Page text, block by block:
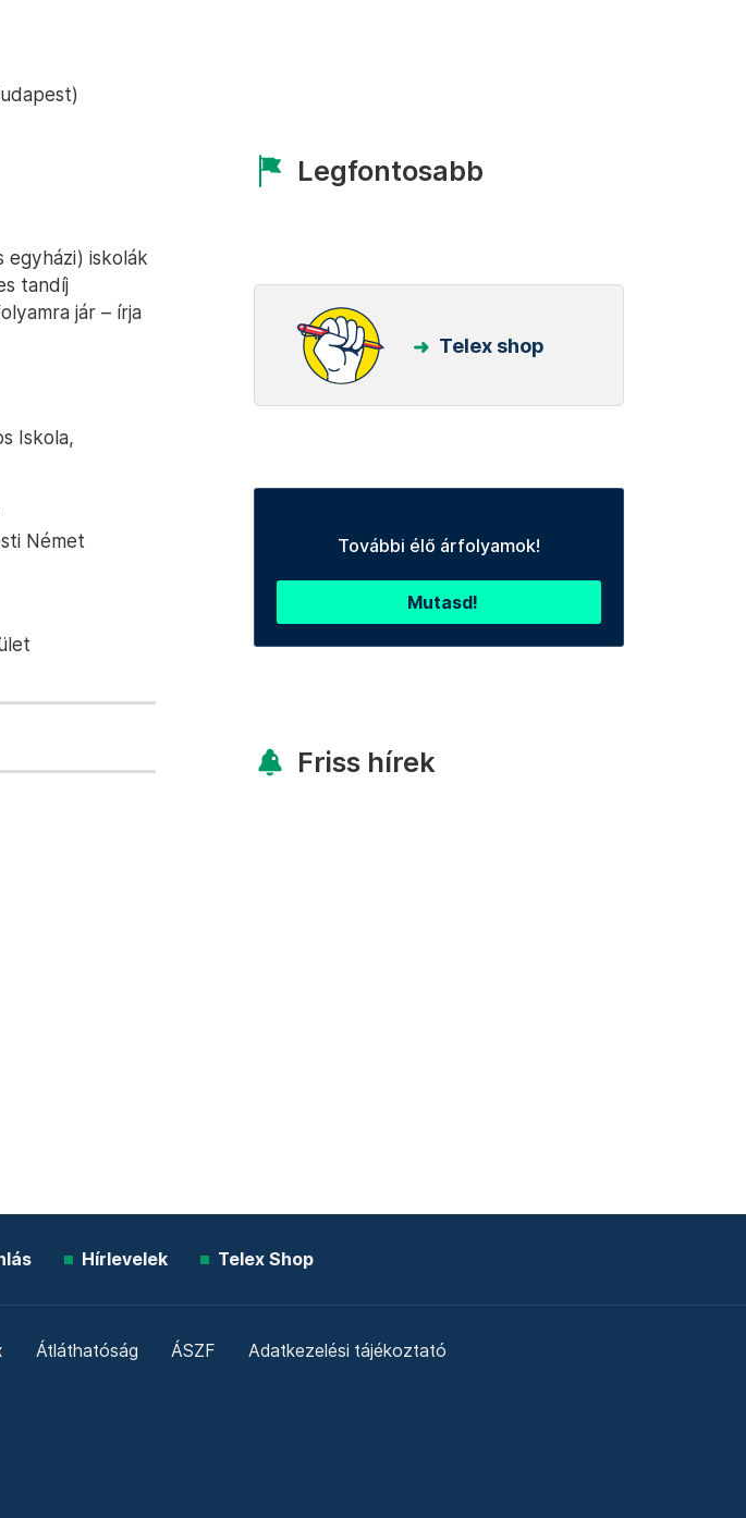
egyházi) iskolák
tandíj
jár – írja
Iskola,
Német
Legfontosabb
Telex shop
További élő árfolyamok!
Mutasd!
Friss hírek
Hírlevelek Telex Shop
Átláthatóság ÁSZF Adatkezelési tájékoztató